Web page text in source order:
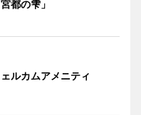
都の雫」
ルカムアメニティ